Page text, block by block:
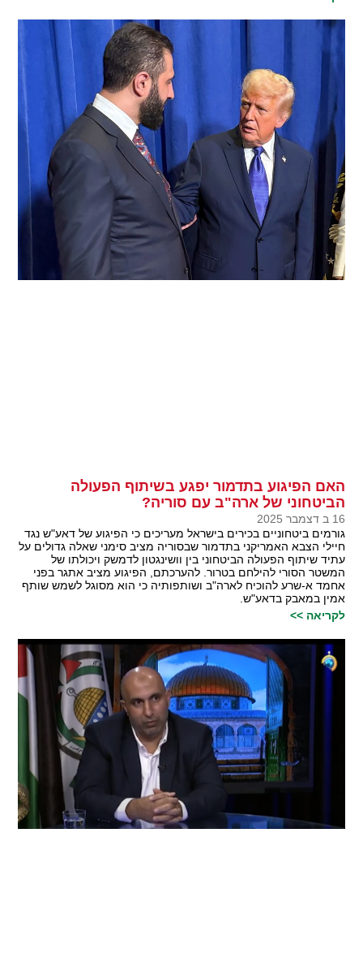
האם הפיגוע בתדמור יפגע בשיתוף הפעולה
הביטחוני של ארה"ב עם סוריה?
16 ב דצמבר 2025
גורמים ביטחוניים בכירים בישראל מעריכים כי הפיגוע של דאע"ש נגד
חיילי הצבא האמריקני בתדמור שבסוריה מציב סימני שאלה גדולים על
עתיד שיתוף הפעולה הביטחוני בין וושינגטון לדמשק ויכולתו של
המשטר הסורי להילחם בטרור. להערכתם, הפיגוע מציב אתגר בפני
אחמד א-שרע להוכיח לארה"ב ושותפותיה כי הוא מסוגל לשמש שותף
אמין במאבק בדאע"ש.
לקריאה >>